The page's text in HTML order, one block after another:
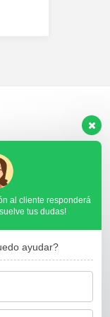
al cliente responderá
tus dudas!
ayudar?